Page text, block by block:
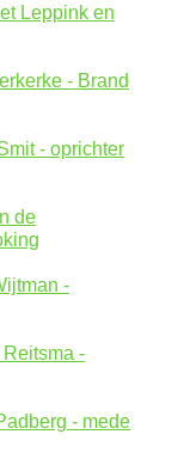
Leppink en
- Brand
- oprichter
de
-
Reitsma -
- mede